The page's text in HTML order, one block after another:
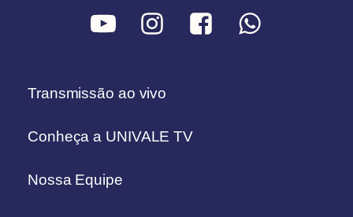
Transmissão ao vivo
Conheça a UNIVALE TV
Nossa Equipe